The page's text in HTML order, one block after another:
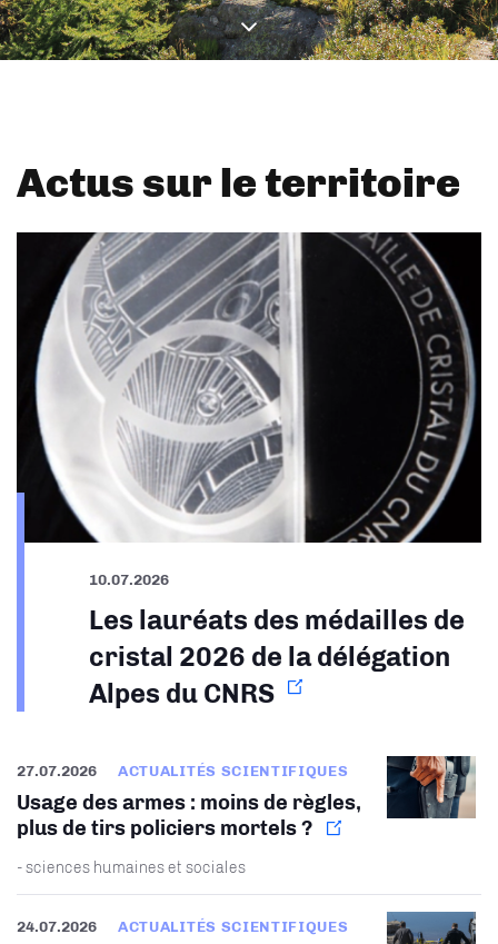
Actus sur le territoire
10.07.2026
Les lauréats des médailles de
cristal 2026 de la délégation
Alpes du CNRS
27.07.2026 ACTUALITÉS SCIENTIFIQUES
Usage des armes : moins de règles,
plus de tirs policiers mortels ?
- sciences humaines et sociales
24.07.2026 ACTUALITÉS SCIENTIFIQUES